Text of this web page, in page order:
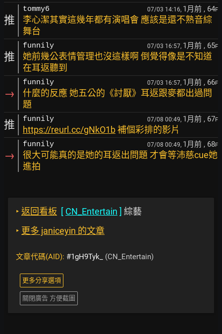
推
tommy6 07/03 14:16, 1月前 , 64F
李心潔其實這幾年都有演唱會 應該是還不熟音綜
舞台
推
funnily 07/03 16:57, 1月前 , 65F
她前幾公表情管理也沒這樣啊 倒覺得像是不知道
在耳返聽到
→
funnily 07/03 16:57, 1月前 , 66F
什麼的反應 她五公的《討厭》耳返跟麥都出過問
題
推 funnily 07/08 00:49, 1月前 , 67F
https://reurl.cc/gNkO1b補個彩排的影片
→
funnily 07/08 00:49, 1月前 , 68F
很大可能真的是她的耳返出問題 才會等沛慈cue她
進拍
‣ 返回看板 [ CN_Entertain ] 綜藝
‣ 更多 janiceyin 的文章
文章代碼(AID): #1gH9Tyk_ (CN_Entertain)
更多分享選項
關閉廣告 方便截圖